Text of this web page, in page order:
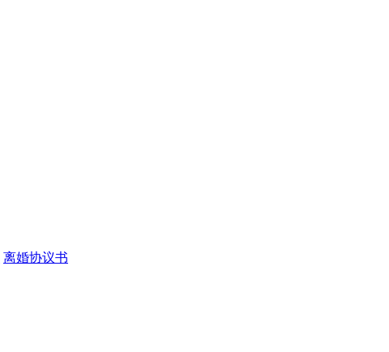
离婚协议书